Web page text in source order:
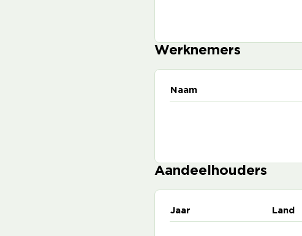
Werknemers
Naam
Aandeelhouders
Jaar Land